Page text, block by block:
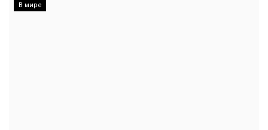
В мире